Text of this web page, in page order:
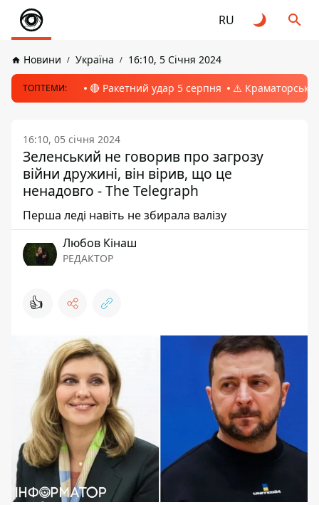
RU
Новини Україна 16:10, 5 Січня 2024
ТОПТЕМИ: 🔴 Ракетний удар 5 серпня ⚠️ Краматорськ,
16:10, 05 січня 2024
Зеленський не говорив про загрозу
війни дружині, він вірив, що це
ненадовго - The Telegraph
Перша леді навіть не збирала валізу
Любов Кінаш
РЕДАКТОР
👍